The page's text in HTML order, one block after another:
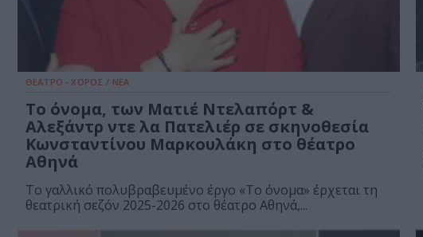
ΘΕΑΤΡΟ - ΧΟΡΟΣ / ΝΕΑ
Το όνομα, των Ματιέ Ντελαπόρτ &
Αλεξάντρ ντε λα Πατελιέρ σε σκηνοθεσία
Κωνσταντίνου Μαρκουλάκη στο θέατρο
Αθηνά
Το γαλλικό πολυβραβευμένο έργο «Το όνομα» έρχεται τη
θεατρική σεζόν 2025-2026 στο θέατρο Αθηνά,...